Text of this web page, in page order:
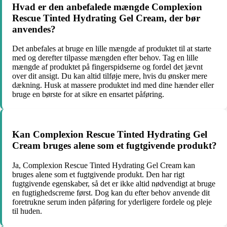
Hvad er den anbefalede mængde Complexion
Rescue Tinted Hydrating Gel Cream, der bør
anvendes?
Det anbefales at bruge en lille mængde af produktet til at starte
med og derefter tilpasse mængden efter behov. Tag en lille
mængde af produktet på fingerspidserne og fordel det jævnt
over dit ansigt. Du kan altid tilføje mere, hvis du ønsker mere
dækning. Husk at massere produktet ind med dine hænder eller
bruge en børste for at sikre en ensartet påføring.
Kan Complexion Rescue Tinted Hydrating Gel
Cream bruges alene som et fugtgivende produkt?
Ja, Complexion Rescue Tinted Hydrating Gel Cream kan
bruges alene som et fugtgivende produkt. Den har rigt
fugtgivende egenskaber, så det er ikke altid nødvendigt at bruge
en fugtighedscreme først. Dog kan du efter behov anvende dit
foretrukne serum inden påføring for yderligere fordele og pleje
til huden.